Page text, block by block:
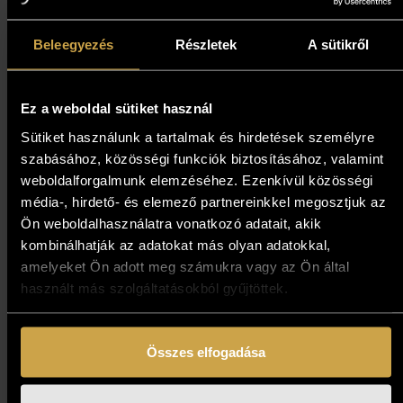
Beleegyezés Részletek A sütikről
Ez a weboldal sütiket használ
Sütiket használunk a tartalmak és hirdetések személyre
szabásához, közösségi funkciók biztosításához, valamint
weboldalforgalmunk elemzéséhez. Ezenkívül közösségi
média-, hirdető- és elemező partnereinkkel megosztjuk az
Ön weboldalhasználatra vonatkozó adatait, akik
kombinálhatják az adatokat más olyan adatokkal,
amelyeket Ön adott meg számukra vagy az Ön által
használt más szolgáltatásokból gyűjtöttek.
Összes elfogadása
Müller Árpád - Hotel 3. (45x45
cm)
Kosárba teszem